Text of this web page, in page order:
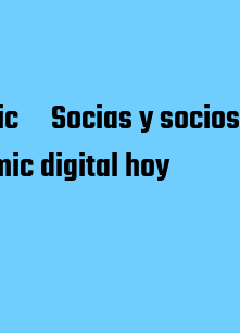
Socias y socios
digital hoy